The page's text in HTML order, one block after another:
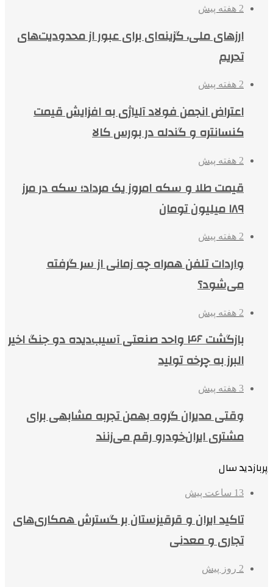
2 هفته پیش
ارزهای ملی، گزینه‌ای برای عبور از محدودیت‌های
تحریم
2 هفته پیش
اعتراض انجمن فولاد آلیاژی به افزایش قیمت
کنسانتره و گندله در بورس کالا
2 هفته پیش
قیمت طلا و سکه امروز یک مرداد؛ سکه در مرز
۱۸۹ میلیون تومان
2 هفته پیش
واردات تلفن همراه چه زمانی از سر گرفته
می‌شود؟
2 هفته پیش
بازگشت ۴۶ واحد صنعتی آسیب‌دیده دو جنگ اخیر
البرز به چرخه تولید
3 هفته پیش
وقتی مدیران گروه بهمن تجربه مشابهی برای
مشتری ایران‌خودرو رقم می‌زنند
پربازدید سال
13 ساعت پیش
تاکید ایران و قرقیزستان بر گسترش همکاری‌های
تجاری و معدنی
2 روز پیش